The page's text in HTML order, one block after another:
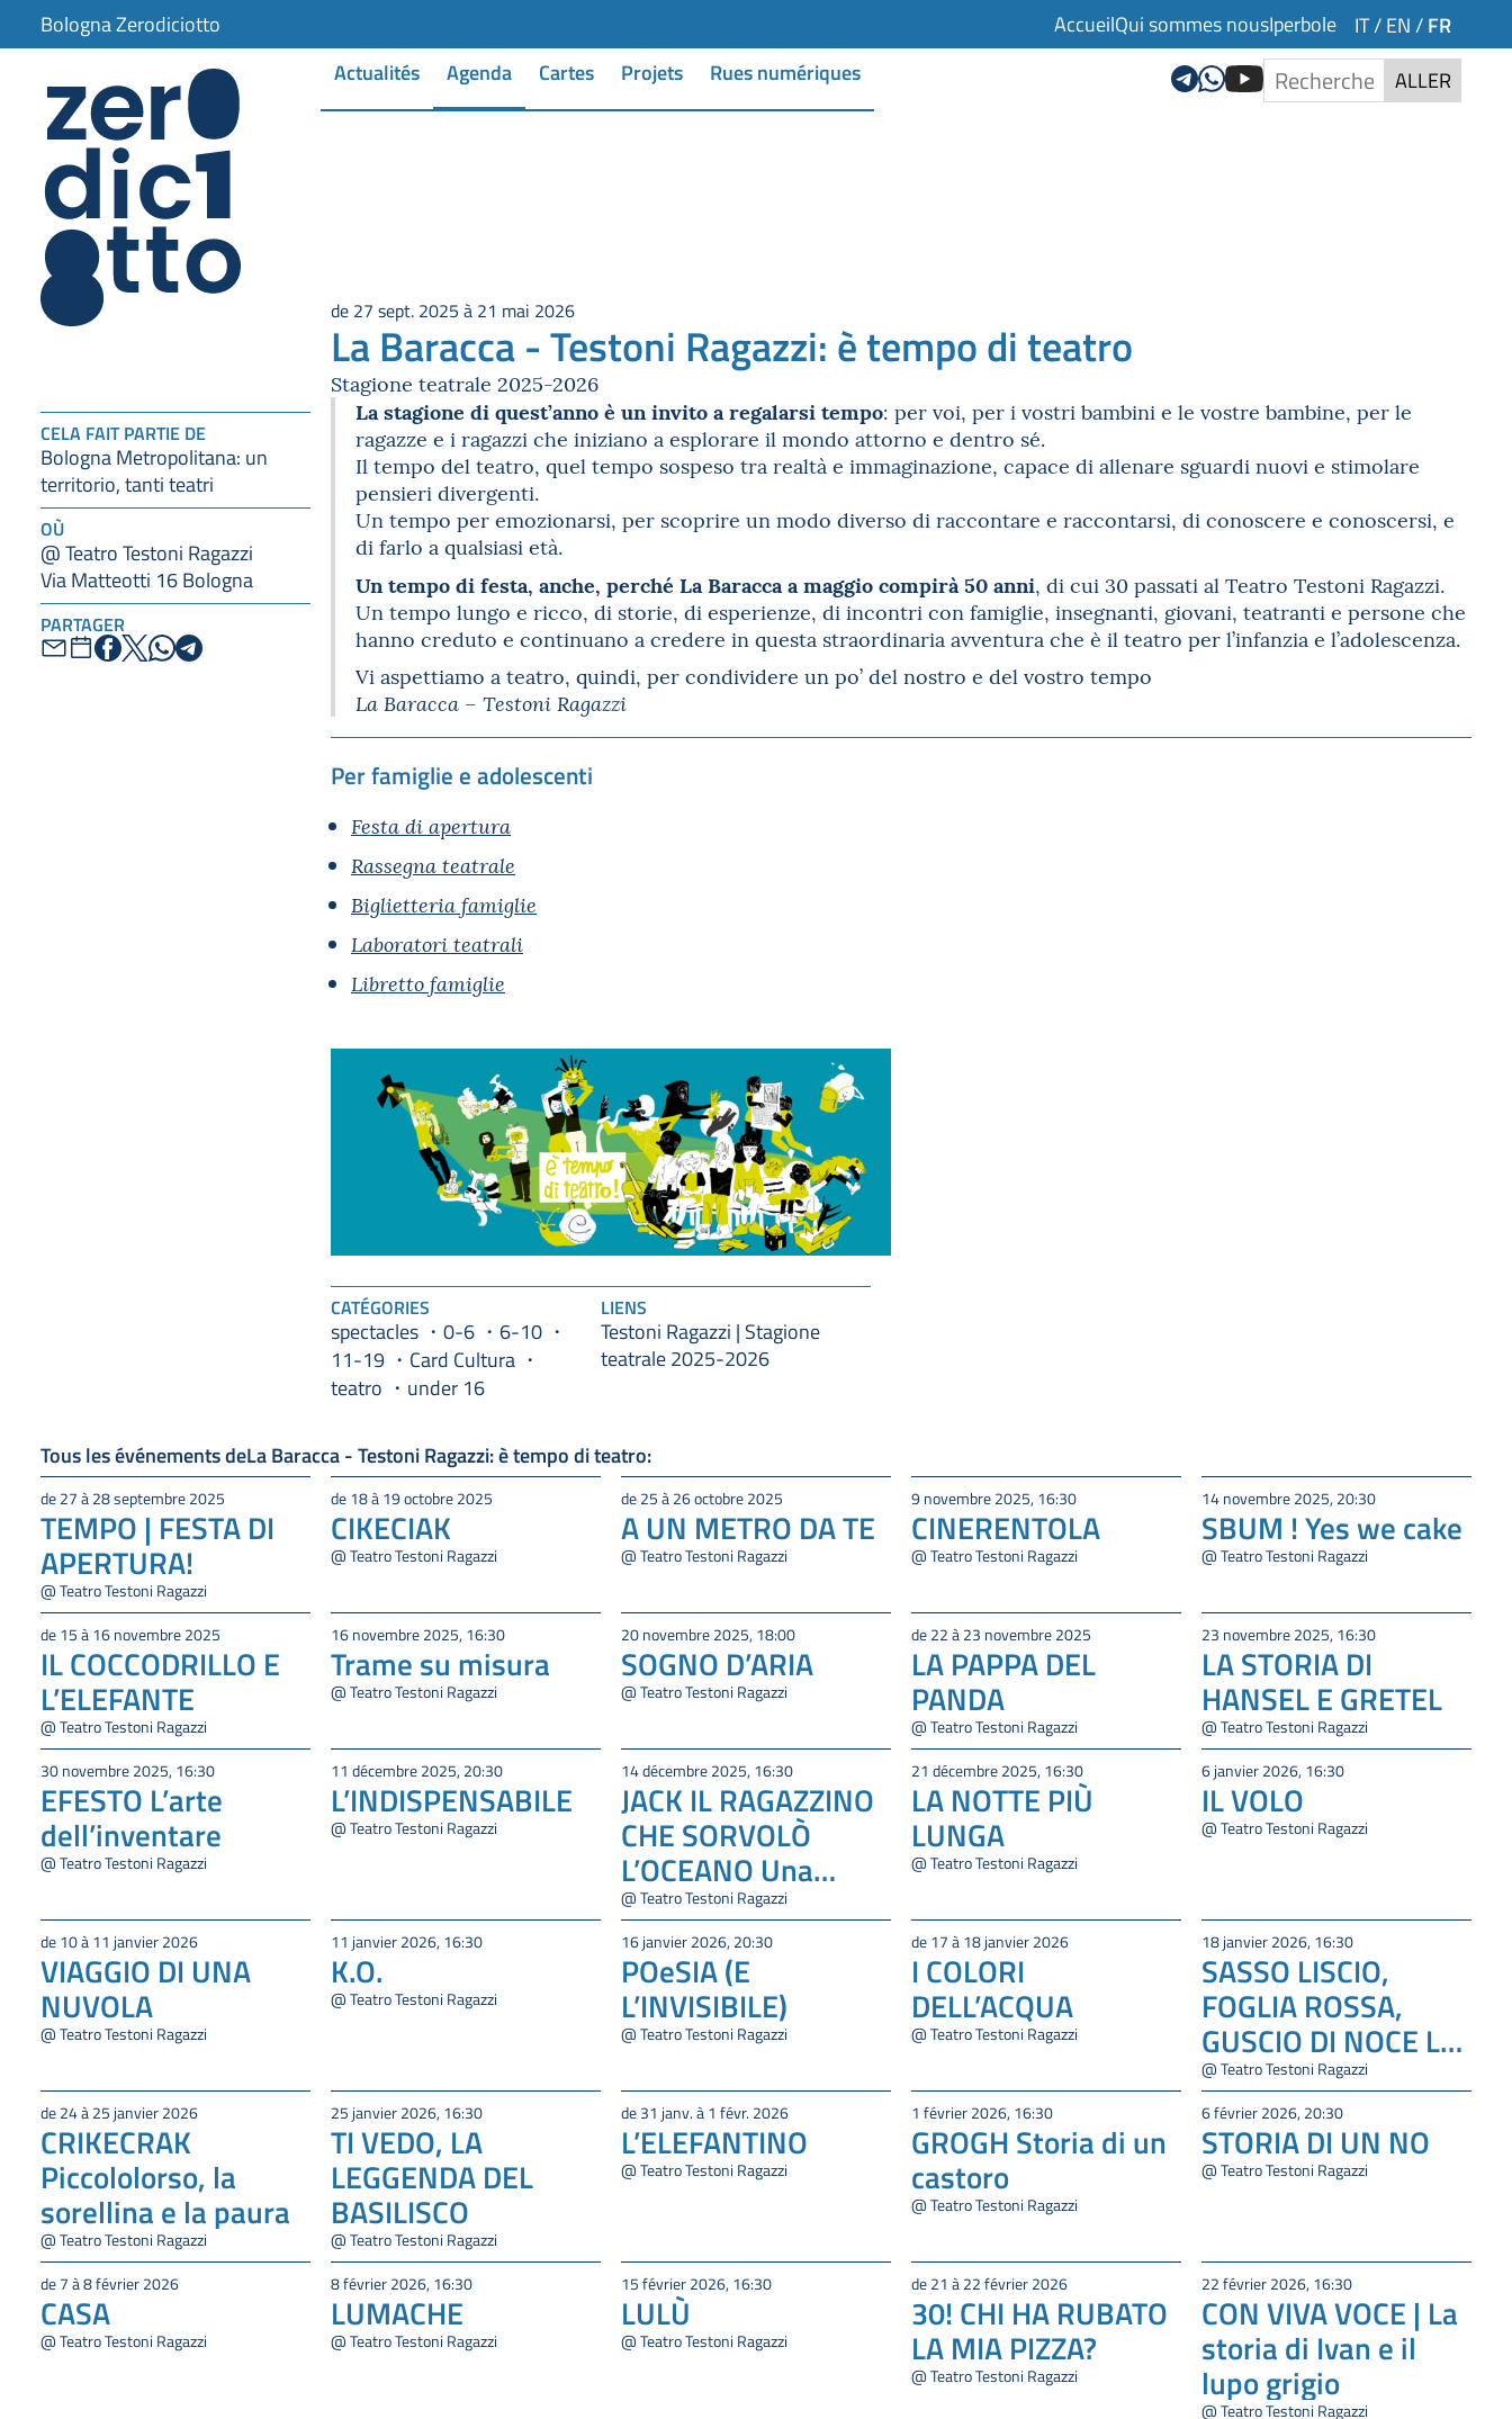
Bologna Zerodiciotto AccueilQui sommes nousIperbole IT/ EN / FR
Actualités
Agenda Cartes Projets Rues numériques ALLER
CELA FAIT PARTIE DE
Bologna Metropolitana: un
territorio, tanti teatri
OÙ
@ Teatro Testoni Ragazzi
Via Matteotti 16 Bologna
PARTAGER
de 27 sept. 2025 à 21 mai 2026
La Baracca - Testoni Ragazzi: è tempo di teatro
Stagione teatrale 2025-2026
La stagione di quest’anno è un invito a regalarsi tempo: per voi, per i vostri bambini e le vostre bambine, per le
ragazze e i ragazzi che iniziano a esplorare il mondo attorno e dentro sé.
Il tempo del teatro, quel tempo sospeso tra realtà e immaginazione, capace di allenare sguardi nuovi e stimolare
pensieri divergenti.
Un tempo per emozionarsi, per scoprire un modo diverso di raccontare e raccontarsi, di conoscere e conoscersi, e
di farlo a qualsiasi età.
Un tempo di festa, anche, perché La Baracca a maggio compirà 50 anni, di cui 30 passati al Teatro Testoni Ragazzi.
Un tempo lungo e ricco, di storie, di esperienze, di incontri con famiglie, insegnanti, giovani, teatranti e persone che
hanno creduto e continuano a credere in questa straordinaria avventura che è il teatro per l’infanzia e l’adolescenza.
Vi aspettiamo a teatro, quindi, per condividere un po’ del nostro e del vostro tempo
La Baracca – Testoni Ragazzi
Per famiglie e adolescenti
Festa di apertura
Rassegna teatrale
Biglietteria famiglie
Laboratori teatrali
Libretto famiglie
CATÉGORIES
spectacles 0-6
6-10
11-19
Card Cultura
teatro
under 16
LIENS
Testoni Ragazzi | Stagione
teatrale 2025-2026
Tous les événements deLa Baracca - Testoni Ragazzi: è tempo di teatro:
de 27 à 28 septembre 2025
TEMPO | FESTA DI
APERTURA!
@ Teatro Testoni Ragazzi
de 18 à 19 octobre 2025
CIKECIAK
@ Teatro Testoni Ragazzi
de 25 à 26 octobre 2025
A UN METRO DA TE
@ Teatro Testoni Ragazzi
9 novembre 2025, 16:30
CINERENTOLA
@ Teatro Testoni Ragazzi
14 novembre 2025, 20:30
SBUM ! Yes we cake
@ Teatro Testoni Ragazzi
de 15 à 16 novembre 2025
IL COCCODRILLO E
L’ELEFANTE
@ Teatro Testoni Ragazzi
16 novembre 2025, 16:30
Trame su misura
@ Teatro Testoni Ragazzi
20 novembre 2025, 18:00
SOGNO D’ARIA
@ Teatro Testoni Ragazzi
de 22 à 23 novembre 2025
LA PAPPA DEL
PANDA
@ Teatro Testoni Ragazzi
23 novembre 2025, 16:30
LA STORIA DI
HANSEL E GRETEL
@ Teatro Testoni Ragazzi
30 novembre 2025, 16:30
EFESTO L’arte
dell’inventare
@ Teatro Testoni Ragazzi
11 décembre 2025, 20:30
L’INDISPENSABILE
@ Teatro Testoni Ragazzi
14 décembre 2025, 16:30
JACK IL RAGAZZINO
CHE SORVOLÒ
L’OCEANO Una
storia tra cielo e
mare
@ Teatro Testoni Ragazzi
21 décembre 2025, 16:30
LA NOTTE PIÙ
LUNGA
@ Teatro Testoni Ragazzi
6 janvier 2026, 16:30
IL VOLO
@ Teatro Testoni Ragazzi
de 10 à 11 janvier 2026
VIAGGIO DI UNA
NUVOLA
@ Teatro Testoni Ragazzi
11 janvier 2026, 16:30
K.O.
@ Teatro Testoni Ragazzi
16 janvier 2026, 20:30
POeSIA (E
L’INVISIBILE)
@ Teatro Testoni Ragazzi
de 17 à 18 janvier 2026
I COLORI
DELL’ACQUA
@ Teatro Testoni Ragazzi
18 janvier 2026, 16:30
SASSO LISCIO,
FOGLIA ROSSA,
GUSCIO DI NOCE La
storia di Nadine
@ Teatro Testoni Ragazzi
de 24 à 25 janvier 2026
CRIKECRAK
Piccololorso, la
sorellina e la paura
@ Teatro Testoni Ragazzi
25 janvier 2026, 16:30
TI VEDO, LA
LEGGENDA DEL
BASILISCO
@ Teatro Testoni Ragazzi
de 31 janv. à 1 févr. 2026
L’ELEFANTINO
@ Teatro Testoni Ragazzi
1 février 2026, 16:30
GROGH Storia di un
castoro
@ Teatro Testoni Ragazzi
6 février 2026, 20:30
STORIA DI UN NO
@ Teatro Testoni Ragazzi
de 7 à 8 février 2026
CASA
@ Teatro Testoni Ragazzi
8 février 2026, 16:30
LUMACHE
@ Teatro Testoni Ragazzi
15 février 2026, 16:30
LULÙ
@ Teatro Testoni Ragazzi
de 21 à 22 février 2026
30! CHI HA RUBATO
LA MIA PIZZA?
@ Teatro Testoni Ragazzi
22 février 2026, 16:30
CON VIVA VOCE | La
storia di Ivan e il
lupo grigio
@ Teatro Testoni Ragazzi